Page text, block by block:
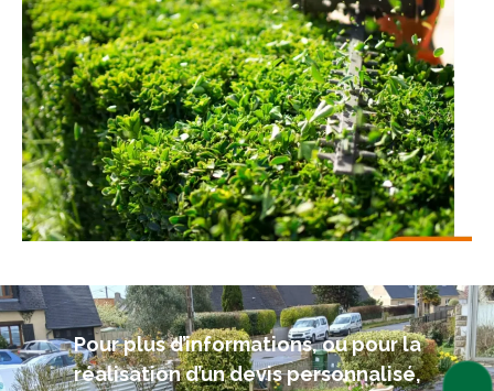
Pour plus d’informations, ou pour la
réalisation d’un devis personnalisé,